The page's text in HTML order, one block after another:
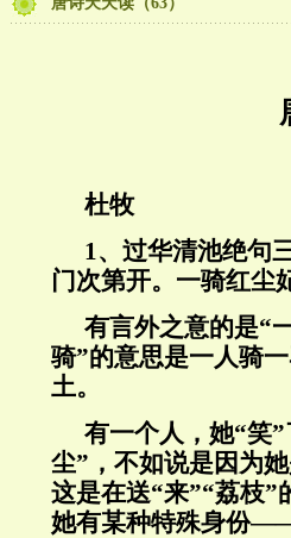
杜牧
1、过华清池绝句
门次第开。一骑红尘
有言外之意的是“
骑”的意思是一人骑
土。
有一个人，她“笑
尘”，不如说是因为
这是在送“来”“荔枝”
她有某种特殊身份